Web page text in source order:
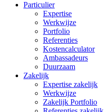
Particulier
Expertise
Werkwijze
Portfolio
Referenties
Kostencalculator
Ambassadeurs
Duurzaam
Zakelijk
Expertise zakelijk
Werkwijze
Zakelijk Portfolio